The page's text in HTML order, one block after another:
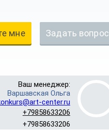
мне Задать вопрос
Ваш менеджер:
Варшавская Ольга
center.ru
+79858633206
+79858633206